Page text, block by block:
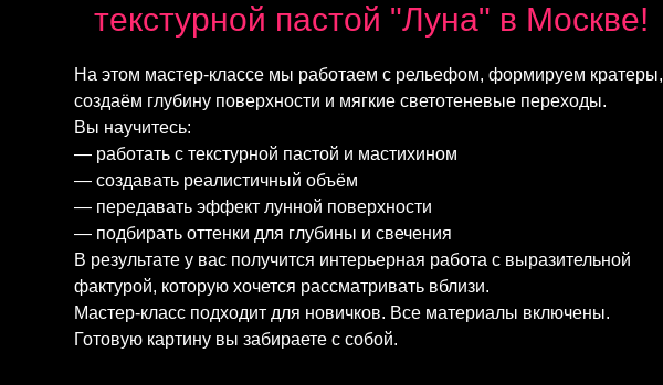
текстурной пастой "Луна" в Москве!
На этом мастер-классе мы работаем с рельефом, формируем кратеры,
создаём глубину поверхности и мягкие светотеневые переходы.
Вы научитесь:
— работать с текстурной пастой и мастихином
— создавать реалистичный объём
— передавать эффект лунной поверхности
— подбирать оттенки для глубины и свечения
В результате у вас получится интерьерная работа с выразительной
фактурой, которую хочется рассматривать вблизи.
Мастер-класс подходит для новичков. Все материалы включены.
Готовую картину вы забираете с собой.